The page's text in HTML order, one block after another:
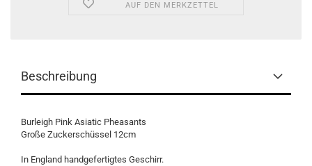
AUF DEN MERKZETTEL
Beschreibung
Burleigh Pink Asiatic Pheasants
Große Zuckerschüssel 12cm
In England handgefertigtes Geschirr.